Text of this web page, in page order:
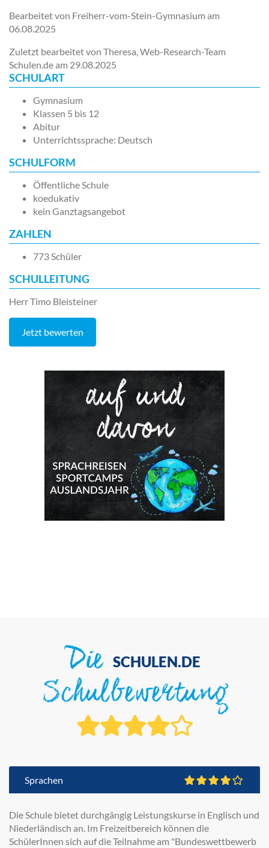
Bearbeitet von Freiherr-vom-Stein-Gymnasium am
06.08.2025
Zuletzt bearbeitet von Theresa, Web-Research-Team
Schulen.de am 29.08.2025
SCHULART
Gymnasium
Klassen 5 bis 12
Abitur
Unterrichtssprache: Deutsch
SCHULFORM
Öffentliche Schule
koedukativ
kein Ganztagsangebot
ZAHLEN
773 Schüler
SCHULLEITUNG
Herr Timo Bleisteiner
Jetzt bewerten
Die SCHULEN.DE
Schulbewertung
Sprachen
Die Schule bietet durchgängig Leistungskurse in Englisch und
Niederländisch an. Im Freizeitbereich können die
SchülerInnen sich auf die Teilnahme am "Bundeswettbewerb